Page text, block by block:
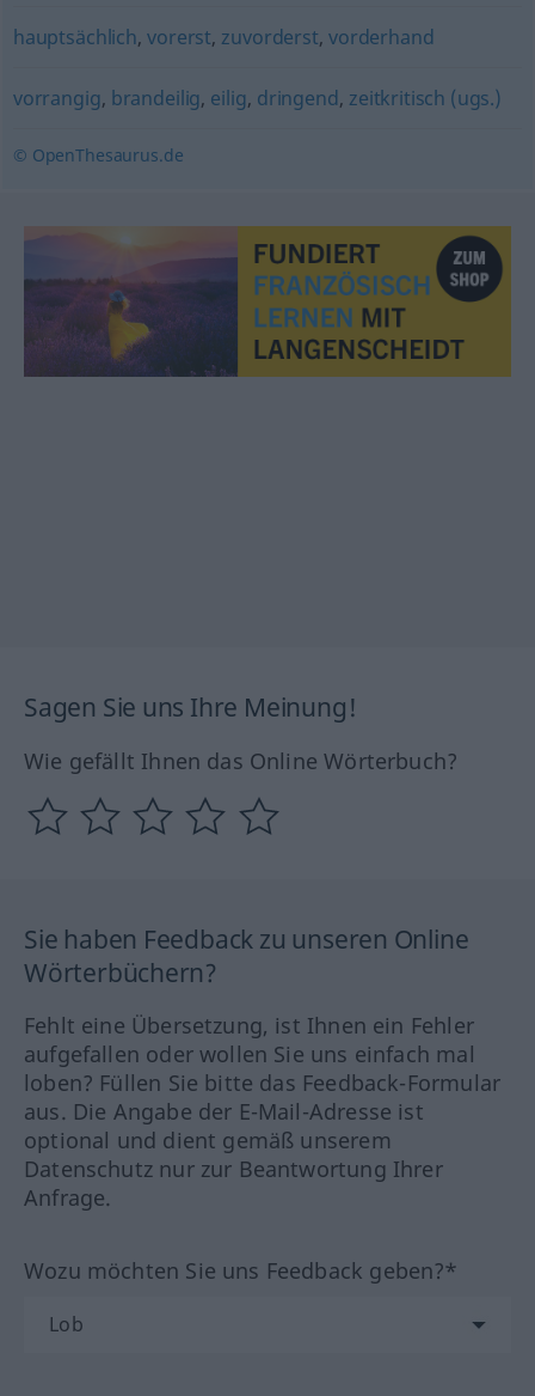
hauptsächlich,vorerst, zuvorderst,vorderhand
vorrangig, brandeilig, eilig, dringend, zeitkritisch (ugs.)
© OpenThesaurus.de
Sagen Sie uns Ihre Meinung!
Wie gefällt Ihnen das Online Wörterbuch?
Sie haben Feedback zu unseren Online
Wörterbüchern?
Fehlt eine Übersetzung, ist Ihnen ein Fehler
aufgefallen oder wollen Sie uns einfach mal
loben? Füllen Sie bitte das Feedback-Formular
aus. Die Angabe der E-Mail-Adresse ist
optional und dient gemäß unserem
Datenschutz nur zur Beantwortung Ihrer
Anfrage.
Wozu möchten Sie uns Feedback geben?*